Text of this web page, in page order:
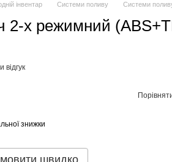
інвентар Системи поливу Системи
2-х режимний
відгук
знижки
швидко